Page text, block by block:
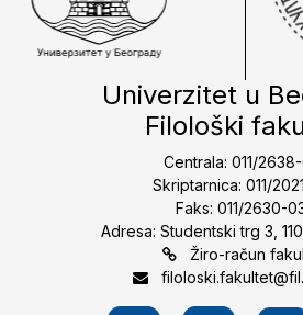
Univerzitet u
Filološki
Centrala: 011/
Skriptarnica: 011/
Faks: 011/2630-
Adresa: Studentski trg 3,
Žiro-račun